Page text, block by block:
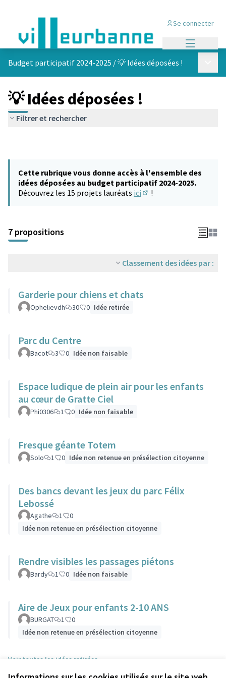
Se connecter
Budget participatif 2024-2025 /💡 Idées déposées !
💡 Idées déposées !
Filtrer et rechercher
Cette rubrique vous donne accès à l'ensemble des
idées déposées au budget participatif 2024-2025.
Découvrez les 15 projets lauréats ici !
7 propositions
Classement des idées par :
Garderie pour chiens et chats
Ophelievdh 30 0 Idée retirée
Parc du Centre
Bacot 3 0 Idée non faisable
Espace ludique de plein air pour les enfants
au cœur de Gratte Ciel
Phi0306 1 0 Idée non faisable
Fresque géante Totem
Solo 1 0 Idée non retenue en présélection citoyenne
Des bancs devant les jeux du parc Félix
Lebossé
Agathe 1
0
Idée non retenue en présélection citoyenne
Rendre visibles les passages piétons
Bardy 1 0 Idée non faisable
Aire de Jeux pour enfants 2-10 ANS
BURGAT 1
0
Idée non retenue en présélection citoyenne
Voir toutes les idées retirées